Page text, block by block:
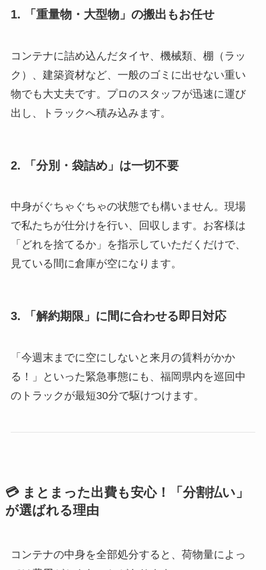
1. 「重量物・大型物」の搬出もお任せ
コンテナに詰め込んだタイヤ、機械類、棚（ラッ
ク）、建築資材など、一般のゴミに出せない重い
物でも大丈夫です。プロのスタッフが迅速に運び
出し、トラックへ積み込みます。
2. 「分別・袋詰め」は一切不要
中身がぐちゃぐちゃの状態でも構いません。現場
で私たちが仕分けを行い、回収します。お客様は
「どれを捨てるか」を指示していただくだけで、
見ている間に倉庫が空になります。
3. 「解約期限」に間に合わせる即日対応
「今週末までに空にしないと来月の賃料がかか
る！」といった緊急事態にも、福岡県内を巡回中
のトラックが最短30分で駆けつけます。
💳 まとまった出費も安心！「分割払い」
が選ばれる理由
コンテナの中身を全部処分すると、荷物量によっ